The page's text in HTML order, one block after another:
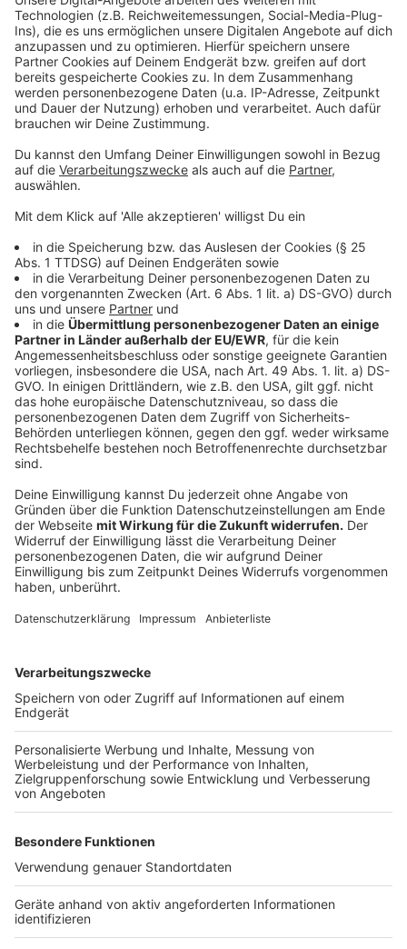
„Autofahrer unterschätzen häufig das Tempo von
Motorrädern und sehen sie wegen ihrer
schmaleren Silhouette zu spät.“ Ein weiteres
Risiko liege in einem technischen Unterschied
zwischen Auto und Motorrad. „Vom Auto fahren
sind wir es gewöhnt, dass der Blinker sich nach
das überwiegend manuell gemacht werden und
das wird zu Beginn der Saison gerne vergessen.
Das bedeutet, dass an Kreuzungen oder
entstehen können.“
Es ist also wichtig, dass bei dem höheren Aufkommen
an Motorradverkehr sowohl Vierräder als auch
Zweiräder aufeinander achten.
Anzeige
Rücksicht beim Thema Lärm
Neben der Sicherheit spielt auch der Lärm eine Rolle.
Auch hier richtet ADAC-Sprecher Thomas Müther sich
an die Biker:
Streckenabschnitten wirklich Rücksicht auf die
Anwohnerinnen und Anwohner zu nehmen.“
Anzeige
Nachdem alle Sicherheitsvorkehrungen
getroffen wurden: Euch eine schöne Saison,
fahrt vorsichtig.